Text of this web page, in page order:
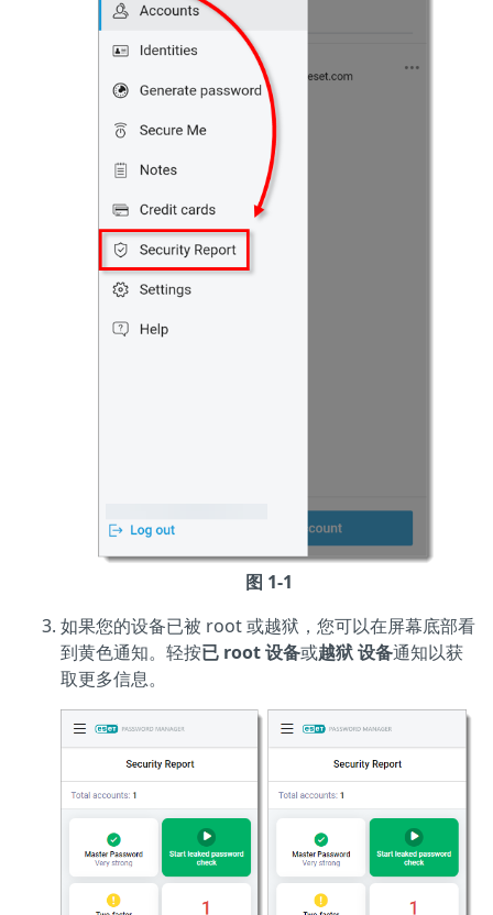
图 1-1
如果您的设备已被 root 或越狱，您可以在屏幕底部看
到黄色通知。轻按已 root 设备或越狱设备通知以获
取更多信息。